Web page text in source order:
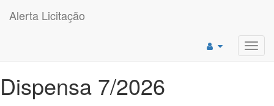
Alerta Licitação
Dispensa 7/2026